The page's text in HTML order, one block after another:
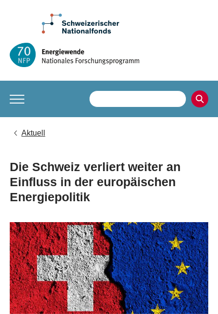
Aktuell
Die Schweiz verliert weiter an
Einfluss in der europäischen
Energiepolitik